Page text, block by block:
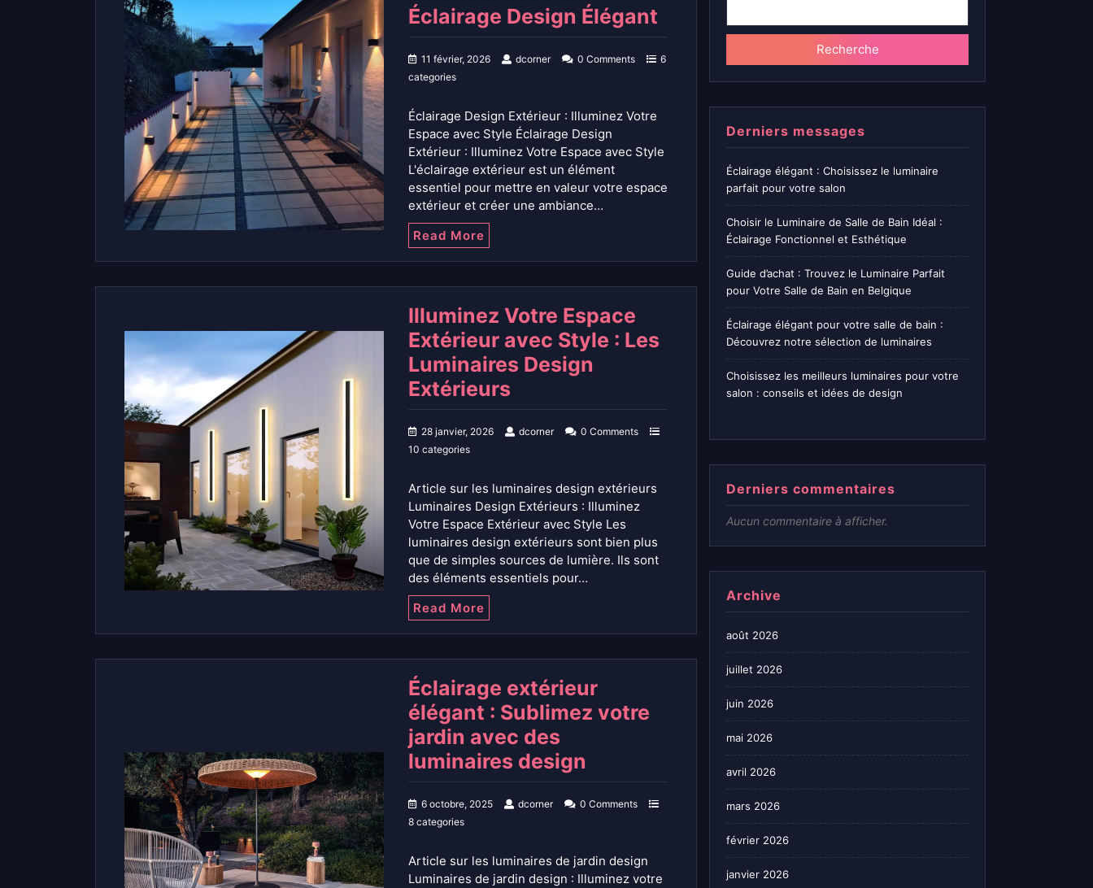
Éclairage Design Élégant
11 février, 2026 dcorner 0 Comments
6
categories
Éclairage Design Extérieur : Illuminez Votre
Espace avec Style Éclairage Design
Extérieur : Illuminez Votre Espace avec Style
L'éclairage extérieur est un élément
essentiel pour mettre en valeur votre espace
extérieur et créer une ambiance…
Read More
Illuminez Votre Espace
Extérieur avec Style : Les
Luminaires Design
Extérieurs
28 janvier, 2026 dcorner
0 Comments
10 categories
Article sur les luminaires design extérieurs
Luminaires Design Extérieurs : Illuminez
Votre Espace Extérieur avec Style Les
luminaires design extérieurs sont bien plus
que de simples sources de lumière. Ils sont
des éléments essentiels pour…
Read More
Éclairage extérieur
élégant : Sublimez votre
jardin avec des
luminaires design
6 octobre, 2025 dcorner
0 Comments
8 categories
Article sur les luminaires de jardin design
Luminaires de jardin design : Illuminez votre
Recherche
Derniers messages
Éclairage élégant : Choisissez le luminaire
parfait pour votre salon
Choisir le Luminaire de Salle de Bain Idéal :
Éclairage Fonctionnel et Esthétique
Guide d’achat : Trouvez le Luminaire Parfait
pour Votre Salle de Bain en Belgique
Éclairage élégant pour votre salle de bain :
Découvrez notre sélection de luminaires
Choisissez les meilleurs luminaires pour votre
salon : conseils et idées de design
Derniers commentaires
Aucun commentaire à afficher.
Archive
août 2026
juillet 2026
juin 2026
mai 2026
avril 2026
mars 2026
février 2026
janvier 2026